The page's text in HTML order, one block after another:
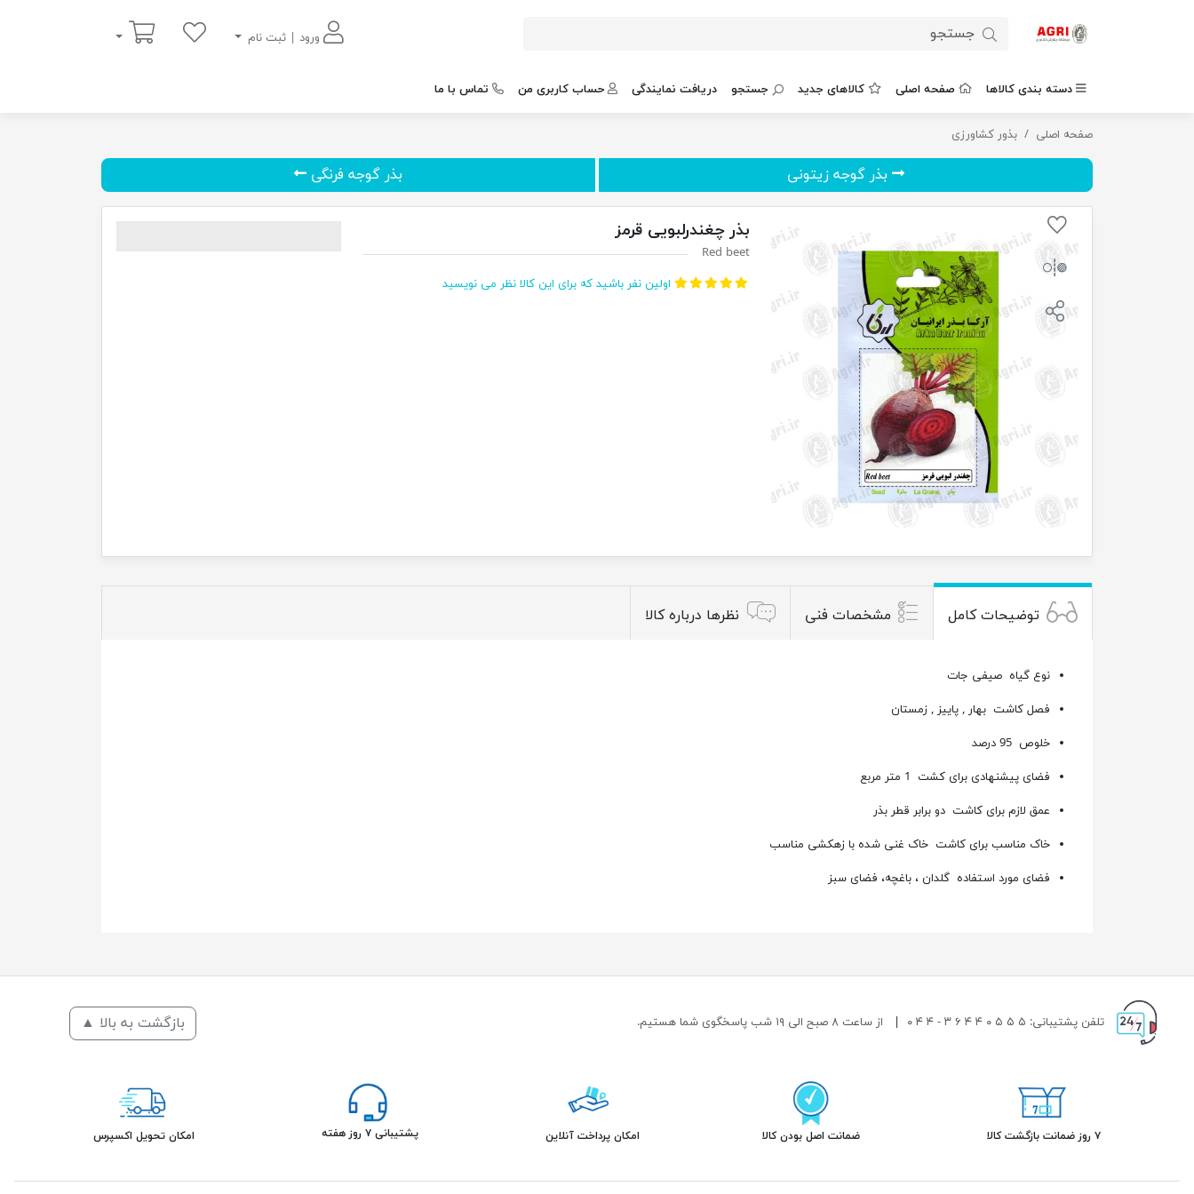
ورود | ثبت نام
سبد خرید
دسته بندی کالاها صفحه اصلی کالاهای جدید جستجو دریافت نمایندگی حساب کاربری من تماس با ما
صفحه اصلی بذور کشاورزی
بذر چغندرلبویی قرمز
بذر گوجه زیتونی بذر گوجه فرنگی
بذر چغندرلبویی قرمز
Red beet
اولین نفر باشید که برای این کالا نظر می نویسید
توضیحات کامل مشخصات فنی نظرها درباره کالا
نوع گیاه صیفی جات
فصل کاشت بهار , پاییز , زمستان
خلوص 95 درصد
فضای پیشنهادی برای کشت 1 متر مربع
عمق لازم برای کاشت دو برابر قطر بذر
خاک مناسب برای کاشت خاک غنی شده با زهکشی مناسب
فضای مورد استفاده گلدان ، باغچه، فضای سبز
تلفن پشتیبانی: ۵ ۵ ۵ ۰ ۴ ۴ ۶ ۳ - ۴ ۴ ۰ از ساعت ۸ صبح الی ۱۹ شب پاسخگوی شما هستیم. بازگشت به بالا ▲
۷ روز ضمانت بازگشت کالا ضمانت اصل بودن کالا امکان پرداخت آنلاین پشتیبانی ۷ روز هفته امکان تحویل اکسپرس